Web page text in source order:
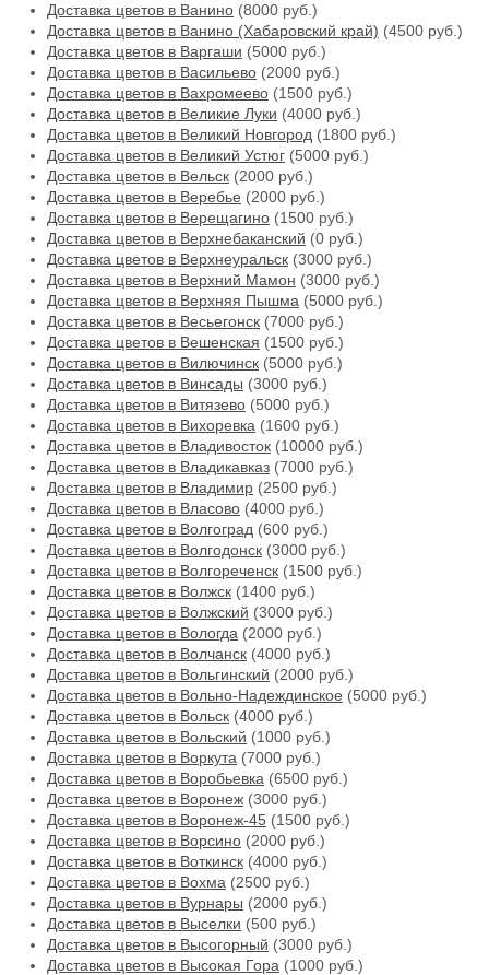
Доставка цветов в Ванино (8000 руб.)
Доставка цветов в Ванино (Хабаровский край) (4500 руб.)
Доставка цветов в Варгаши (5000 руб.)
Доставка цветов в Васильево (2000 руб.)
Доставка цветов в Вахромеево (1500 руб.)
Доставка цветов в Великие Луки (4000 руб.)
Доставка цветов в Великий Новгород (1800 руб.)
Доставка цветов в Великий Устюг (5000 руб.)
Доставка цветов в Вельск (2000 руб.)
Доставка цветов в Веребье (2000 руб.)
Доставка цветов в Верещагино (1500 руб.)
Доставка цветов в Верхнебаканский (0 руб.)
Доставка цветов в Верхнеуральск (3000 руб.)
Доставка цветов в Верхний Мамон (3000 руб.)
Доставка цветов в Верхняя Пышма (5000 руб.)
Доставка цветов в Весьегонск (7000 руб.)
Доставка цветов в Вешенская (1500 руб.)
Доставка цветов в Вилючинск (5000 руб.)
Доставка цветов в Винсады (3000 руб.)
Доставка цветов в Витязево (5000 руб.)
Доставка цветов в Вихоревка (1600 руб.)
Доставка цветов в Владивосток (10000 руб.)
Доставка цветов в Владикавказ (7000 руб.)
Доставка цветов в Владимир (2500 руб.)
Доставка цветов в Власово (4000 руб.)
Доставка цветов в Волгоград (600 руб.)
Доставка цветов в Волгодонск (3000 руб.)
Доставка цветов в Волгореченск (1500 руб.)
Доставка цветов в Волжск (1400 руб.)
Доставка цветов в Волжский (3000 руб.)
Доставка цветов в Вологда (2000 руб.)
Доставка цветов в Волчанск (4000 руб.)
Доставка цветов в Вольгинский (2000 руб.)
Доставка цветов в Вольно-Надеждинское (5000 руб.)
Доставка цветов в Вольск (4000 руб.)
Доставка цветов в Вольский (1000 руб.)
Доставка цветов в Воркута (7000 руб.)
Доставка цветов в Воробьевка (6500 руб.)
Доставка цветов в Воронеж (3000 руб.)
Доставка цветов в Воронеж-45 (1500 руб.)
Доставка цветов в Ворсино (2000 руб.)
Доставка цветов в Воткинск (4000 руб.)
Доставка цветов в Вохма (2500 руб.)
Доставка цветов в Вурнары (2000 руб.)
Доставка цветов в Выселки (500 руб.)
Доставка цветов в Высогорный (3000 руб.)
Доставка цветов в Высокая Гора (1000 руб.)